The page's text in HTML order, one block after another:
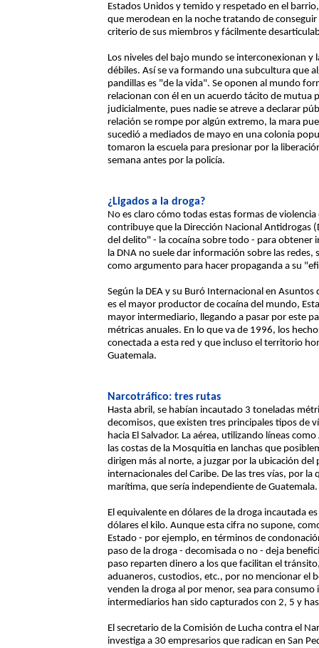
Estados Unidos y temido y respetado en el
que merodean en la noche tratando de
criterio de sus miembros y fácilmente
Los niveles del bajo mundo se interconexionan y
débiles. Así se va formando una subcultura que
pandillas es "de la vida". Se oponen al mundo
relacionan con él en un acuerdo tácito de mutua
judicialmente, pues nadie se atreve a declarar
relación se rompe por algún extremo, la mara
sucedió a mediados de mayo en una colonia
tomaron la escuela para presionar por la
semana antes por la policía.
¿Ligados a la droga?
No es claro cómo todas estas formas de
contribuye que la Dirección Nacional Antidrogas
del delito" - la cocaína sobre todo - para obtener
la DNA no suele dar información sobre las
como argumento para hacer propaganda a su
Según la DEA y su Buró Internacional en
es el mayor productor de cocaína del mundo,
mayor intermediario, llegando a pasar por este
métricas anuales. En lo que va de 1996, los
conectada a esta red y que incluso el territorio
Guatemala.
Narcotráfico: tres rutas
Hasta abril, se habían incautado 3 toneladas
decomisos, que existen tres principales tipos de
hacia El Salvador. La aérea, utilizando líneas
las costas de la Mosquitia en lanchas que
dirigen más al norte, a juzgar por la ubicación
internacionales del Caribe. De las tres vías, por
marítima, que sería independiente de Guatemala.
El equivalente en dólares de la droga incautada
dólares el kilo. Aunque esta cifra no supone,
Estado - por ejemplo, en términos de
paso de la droga - decomisada o no - deja
paso reparten dinero a los que facilitan el
aduaneros, custodios, etc., por no mencionar el
venden la droga al por menor, sea para
intermediarios han sido capturados con 2, 5 y
El secretario de la Comisión de Lucha contra el
investiga a 30 empresarios que radican en San